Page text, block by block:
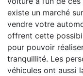
existe un marché
vendre votre
offrent cette
pour pouvoir
tranquillité. Les
véhicules ont aussi